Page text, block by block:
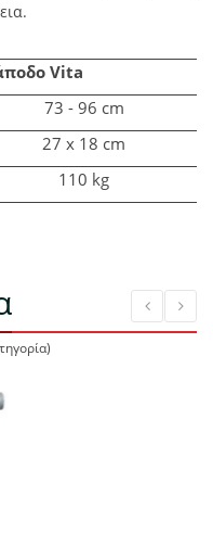
Vita
73 - 96 cm
27 x 18 cm
110 kg